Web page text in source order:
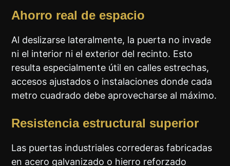
Ahorro real de espacio
Al deslizarse lateralmente, la puerta no invade
ni el interior ni el exterior del recinto. Esto
resulta especialmente útil en calles estrechas,
accesos ajustados o instalaciones donde cada
metro cuadrado debe aprovecharse al máximo.
Resistencia estructural superior
Las puertas industriales correderas fabricadas
en acero galvanizado o hierro reforzado